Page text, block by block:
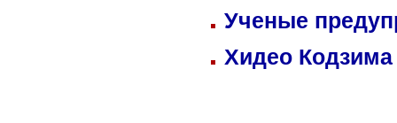
Ученые
Хидео